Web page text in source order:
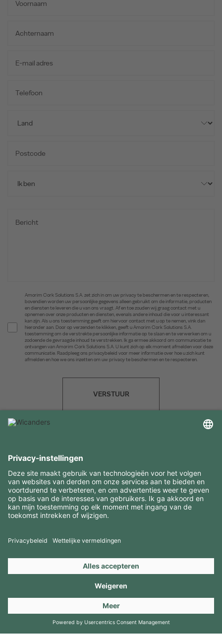
Amorim Cork Solutions S.A. zet zich in om uw privacy te beschermen en te respecteren,
bovendien worden uw persoonlijke gegevens alleen gebruikt om de informatie, producten
en diensten te leveren die u van ons vraagt. Af en toe zouden wij graag contact met u
opnemen over onze producten en diensten, evenals andere inhoud die voor u interessant
kan zijn. Als u ons toestemming geeft om hiervoor contact met u op te nemen, vink dan
hieronder aan. Door op verzenden te klikken, geeft u Amorim Cork Solutions S.A.
toestemming om de verstrekte persoonlijke informatie op te slaan en te verwerken om u
zodoende de gevraagde inhoud te verstrekken. Ik ga ermee akkoord om communicatie te
ontvangen van Amorim Cork Solutions S.A. U kunt zich op elk moment afmelden voor deze
communicatie. Raadpleeg ons privacybeleid voor meer informatie over hoe u zich kunt
afmelden en hoe we ons inzetten om uw privacy te beschermen en te respecteren.
VERSTUUR
INTERESSANTE INFORMATIE
MIDDELEN
CONTACTEN
Copyright 2026 © Amorim Cork Solutions. All rights reserved.
byWebcomum